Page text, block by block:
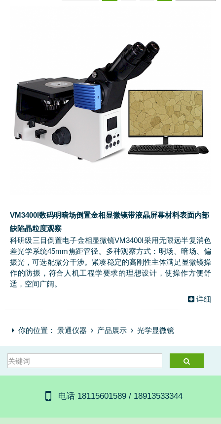
VM3400I数码明暗场倒置金相显微镜带液晶屏幕材料表面内部
缺陷晶粒度观察
科研级三目倒置电子金相显微镜VM3400I采用无限远半复消色
差光学系统45mm焦距管径。多种观察方式：明场、暗场、偏
振光，可选配微分干涉。紧凑稳定的高刚性主体满足显微镜操
作的防振，符合人机工程学要求的理想设计，使操作方便舒
适，空间广阔。
详细
你的位置： 景通仪器 产品展示 光学显微镜
电话 18115601589 / 18913533344